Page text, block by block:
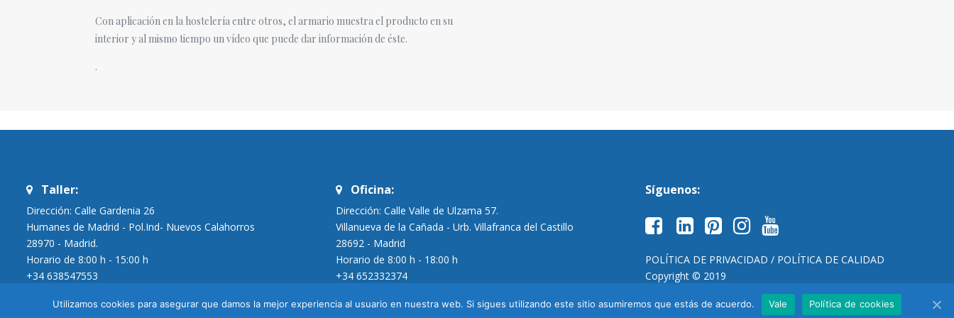
Con aplicación en la hostelería entre otros, el armario muestra el producto en su
interior y al mismo tiempo un vídeo que puede dar información de éste.
.
Taller:
Dirección: Calle Gardenia 26
Humanes de Madrid - Pol.Ind- Nuevos Calahorros
28970 - Madrid.
Horario de 8:00 h - 15:00 h
+34 638547553
Oficina:
Dirección: Calle Valle de Ulzama 57.
Villanueva de la Cañada - Urb. Villafranca del Castillo
28692 - Madrid
Horario de 8:00 h - 18:00 h
+34 652332374
Síguenos:
POLÍTICA DE PRIVACIDAD / POLÍTICA DE CALIDAD
Copyright © 2019
Utilizamos cookies para asegurar que damos la mejor experiencia al usuario en nuestra web. Si sigues utilizando este sitio asumiremos que estás de acuerdo. Vale Política de cookies